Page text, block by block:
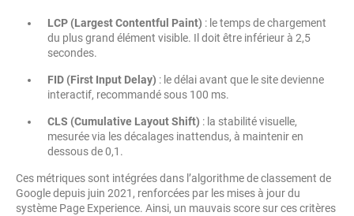
LCP (Largest Contentful Paint) : le temps de chargement
du plus grand élément visible. Il doit être inférieur à 2,5
secondes.
FID (First Input Delay) : le délai avant que le site devienne
interactif, recommandé sous 100 ms.
CLS (Cumulative Layout Shift) : la stabilité visuelle,
mesurée via les décalages inattendus, à maintenir en
dessous de 0,1.
Ces métriques sont intégrées dans l’algorithme de classement de
Google depuis juin 2021, renforcées par les mises à jour du
système Page Experience. Ainsi, un mauvais score sur ces critères